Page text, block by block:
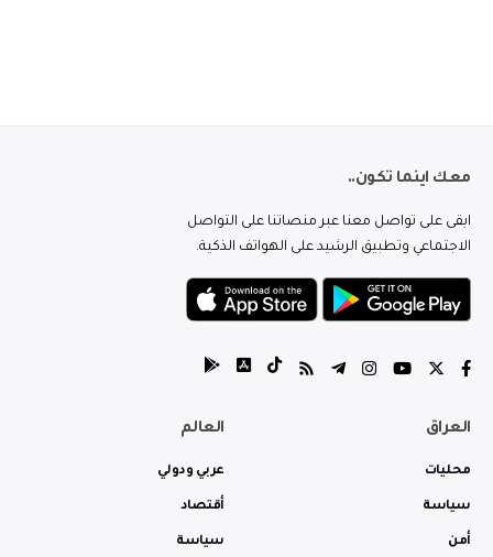
معك اينما تكون..
ابقى على تواصل معنا عبر منصاتنا على التواصل
الاجتماعي وتطبيق الرشيد على الهواتف الذكية.
العراق
محليات
سياسة
أمن
العالم
عربي ودولي
أقتصاد
سياسة